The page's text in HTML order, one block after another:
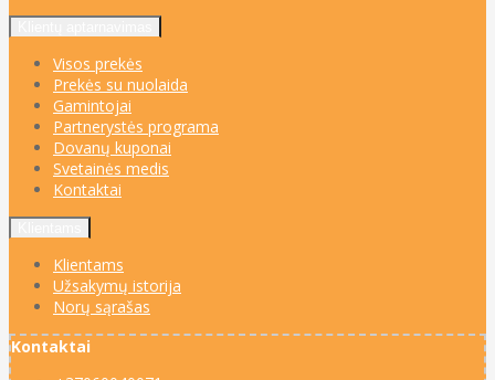
Visos prekės
Prekės su nuolaida
Gamintojai
Partnerystės programa
Dovanų kuponai
Svetainės medis
Kontaktai
Klientams
Užsakymų istorija
Norų sąrašas
Kontaktai